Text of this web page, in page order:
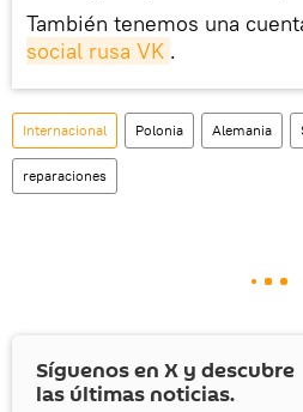
También tenemos una
social rusa VK .
Internacional Polonia Alemania
reparaciones
Síguenos en X y descubre
las últimas noticias.